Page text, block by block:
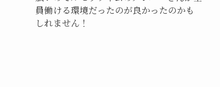
員働ける環境だったのが良かったのかも
しれません！